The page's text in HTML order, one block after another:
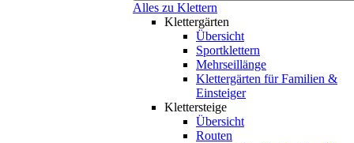
Alles zu Klettern
Klettergärten
Übersicht
Sportklettern
Mehrseillänge
Klettergärten für Familien &
Einsteiger
Klettersteige
Übersicht
Routen